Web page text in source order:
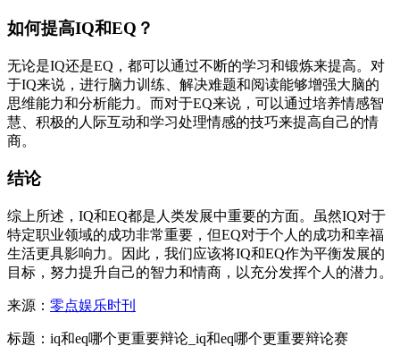
如何提高IQ和EQ？
无论是IQ还是EQ，都可以通过不断的学习和锻炼来提高。对
于IQ来说，进行脑力训练、解决难题和阅读能够增强大脑的
思维能力和分析能力。而对于EQ来说，可以通过培养情感智
慧、积极的人际互动和学习处理情感的技巧来提高自己的情
商。
结论
综上所述，IQ和EQ都是人类发展中重要的方面。虽然IQ对于
特定职业领域的成功非常重要，但EQ对于个人的成功和幸福
生活更具影响力。因此，我们应该将IQ和EQ作为平衡发展的
目标，努力提升自己的智力和情商，以充分发挥个人的潜力。
来源： 零点娱乐时刊
标题：iq和eq哪个更重要辩论_iq和eq哪个更重要辩论赛